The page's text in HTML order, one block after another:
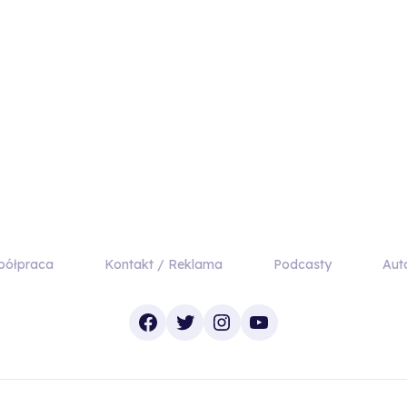
Kontakt / Reklama Podcasty
Facebook
TwitterInstagram
YouTube